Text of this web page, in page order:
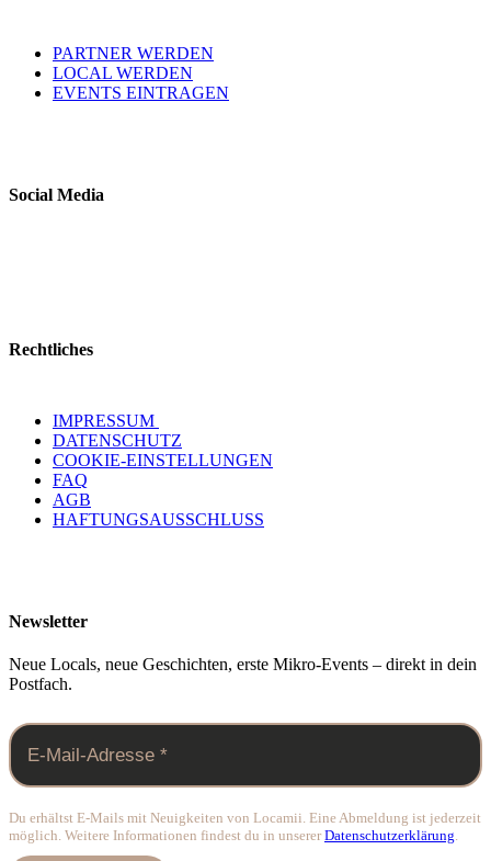
PARTNER WERDEN
LOCAL WERDEN
EVENTS EINTRAGEN
Social Media
Rechtliches
IMPRESSUM
DATENSCHUTZ
COOKIE-EINSTELLUNGEN
FAQ
AGB
HAFTUNGSAUSSCHLUSS
Newsletter
Neue Locals, neue Geschichten, erste Mikro-Events – direkt in dein
Postfach.
Du erhältst E-Mails mit Neuigkeiten von Locamii. Eine Abmeldung ist jederzeit
möglich. Weitere Informationen findest du in unsererDatenschutzerklärung.